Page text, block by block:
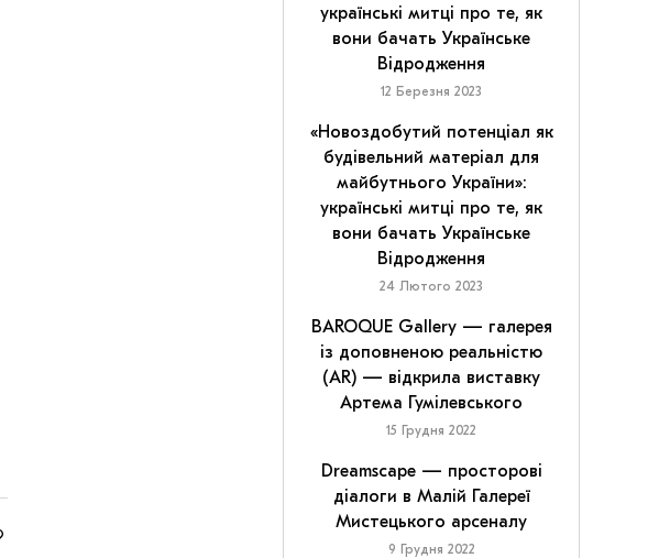
українські митці про те, як
вони бачать Українське
Відродження
12 Березня 2023
«Новоздобутий потенціал як
будівельний матеріал для
майбутнього України»:
українські митці про те, як
вони бачать Українське
Відродження
24 Лютого 2023
BAROQUE Gallery — галерея
із доповненою реальністю
(AR) — відкрила виставку
Артема Гумілевського
15 Грудня 2022
Dreamscape — просторові
діалоги в Малій Галереї
Мистецького арсеналу
9 Грудня 2022